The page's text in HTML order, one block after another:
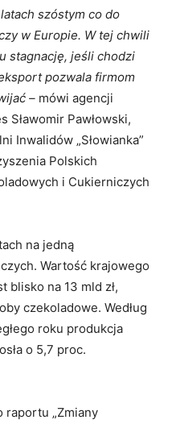
szóstym co do
w Europie. W tej chwili
stagnację, jeśli chodzi
pozwala firmom
– mówi agencji
Sławomir Pawłowski,
Inwalidów „Słowianka”
Polskich
i Cukierniczych
na jedną
Wartość krajowego
blisko na 13 mld zł,
czekoladowe. Według
roku produkcja
o 5,7 proc.
raportu „Zmiany